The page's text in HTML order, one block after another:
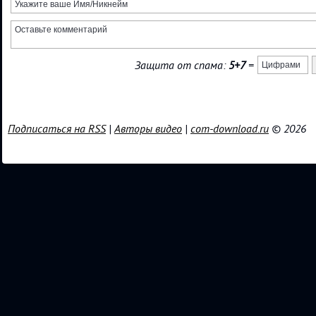
Защита от спама:5+7=
Подписаться на RSS|Авторы видео | com-download.ru © 2026